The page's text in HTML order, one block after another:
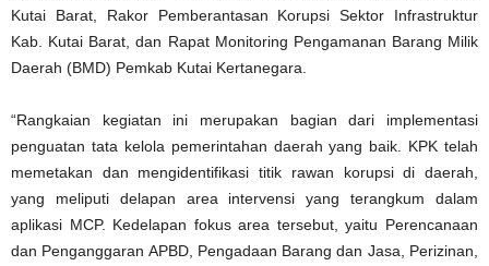
Kutai Barat, Rakor Pemberantasan Korupsi Sektor Infrastruktur
Kab. Kutai Barat, dan Rapat Monitoring Pengamanan Barang Milik
Daerah (BMD) Pemkab Kutai Kertanegara.
“Rangkaian kegiatan ini merupakan bagian dari implementasi
penguatan tata kelola pemerintahan daerah yang baik. KPK telah
memetakan dan mengidentifikasi titik rawan korupsi di daerah,
yang meliputi delapan area intervensi yang terangkum dalam
aplikasi MCP. Kedelapan fokus area tersebut, yaitu Perencanaan
dan Penganggaran APBD, Pengadaan Barang dan Jasa, Perizinan,